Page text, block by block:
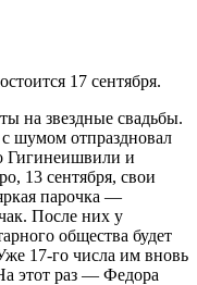
17 сентября.
на звездные свадьбы.
шумом отпраздновал
Гигинеишвили и
13 сентября, свои
парочка —
После них у
общества будет
17-го числа им вновь
этот раз — Федора